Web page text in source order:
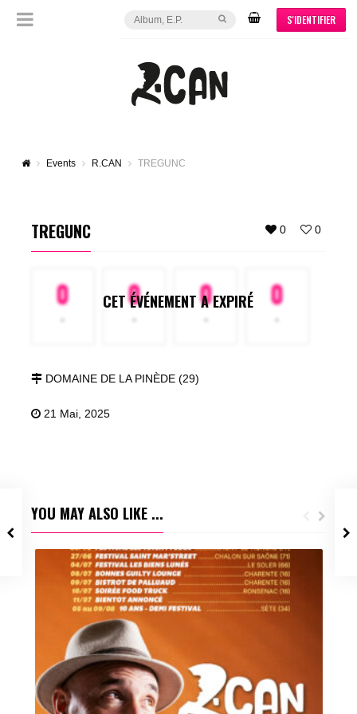
S'IDENTIFIER
Events R.CAN TREGUNC
0 0
TREGUNC
0
-
0
-
0
-
0
-
CET ÉVÉNEMENT A EXPIRÉ
DOMAINE DE LA PINÈDE (29)
21 Mai, 2025
YOU MAY ALSO LIKE ...